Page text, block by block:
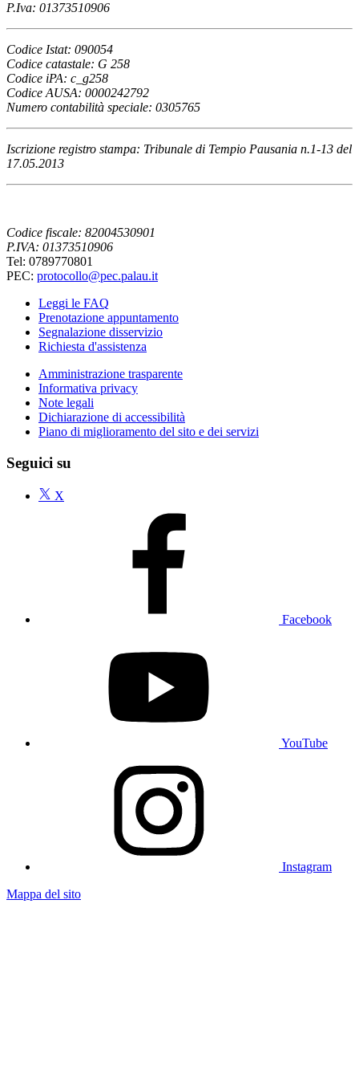
P.Iva: 01373510906
Codice Istat: 090054
Codice catastale: G 258
Codice iPA: c_g258
Codice AUSA: 0000242792
Numero contabilità speciale: 0305765
Iscrizione registro stampa: Tribunale di Tempio Pausania n.1-13 del
17.05.2013
Codice fiscale: 82004530901
P.IVA: 01373510906
Tel: 0789770801
PEC: protocollo@pec.palau.it
Leggi le FAQ
Prenotazione appuntamento
Segnalazione disservizio
Richiesta d'assistenza
Amministrazione trasparente
Informativa privacy
Note legali
Dichiarazione di accessibilità
Piano di miglioramento del sito e dei servizi
Seguici su
X
Facebook
YouTube
Instagram
Mappa del sito